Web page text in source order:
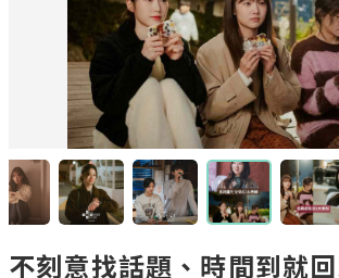
不刻意找話題、時間到就